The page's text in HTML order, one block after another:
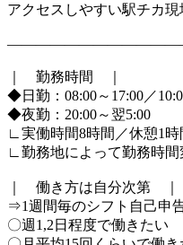
アクセスしやすい駅チカ現
｜ 勤務時間 ｜
◆日勤：08:00～17:00／
◆夜勤：20:00～翌5:00
∟実働時間8時間／休憩1時
∟勤務地によって勤務時間
｜ 働き方は自分次第 ｜
⇒1週間毎のシフト自己申
〇週1,2日程度で働きたい